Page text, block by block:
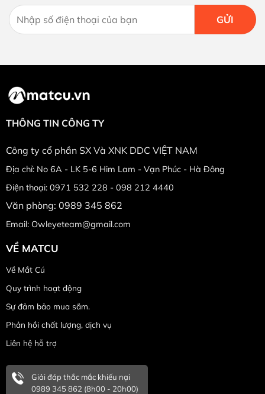
THÔNG TIN CÔNG TY
Công ty cổ phần SX Và XNK DDC VIỆT NAM
Địa chỉ: No 6A - LK 5-6 Him Lam - Vạn Phúc - Hà Đông
Điện thoại: 0971 532 228 - 098 212 4440
Văn phòng: 0989 345 862
Email: Owleyeteam@gmail.com
VỀ MATCU
Về Mắt Cú
Quy trình hoạt động
Sự đảm bảo mua sắm.
Phản hồi chất lượng, dịch vụ
Liên hệ hỗ trợ
Giải đáp thắc mắc khiếu nại
0989 345 862 (8h00 - 20h00)